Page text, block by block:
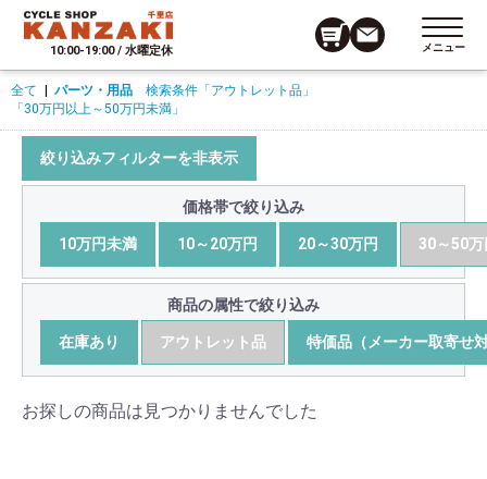
10:00-19:00 / 水曜定休 メニュー
全て パーツ・用品 検索条件 「アウトレット品」
「30万円以上～50万円未満」
絞り込みフィルターを非表示
価格帯で絞り込み
10万円未満 10～20万円 20～30万円 30～50万
商品の属性で絞り込み
在庫あり アウトレット品 特価品（メーカー取寄せ
お探しの商品は見つかりませんでした